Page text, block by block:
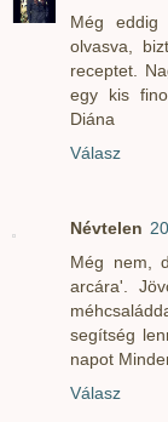
Még
olvasva,
receptet.
egy kis
Diána
Válasz
Névtelen
Még nem,
arcára'.
segítség
napot
Válasz